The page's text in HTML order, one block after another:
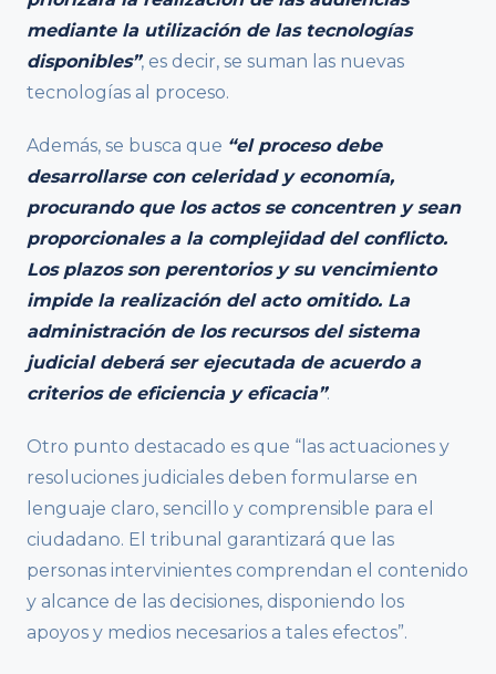
mediante la utilización de las tecnologías
disponibles”, es decir, se suman las nuevas
tecnologías al proceso.
Además, se busca que “el proceso debe
desarrollarse con celeridad y economía,
procurando que los actos se concentren y sean
proporcionales a la complejidad del conflicto.
Los plazos son perentorios y su vencimiento
impide la realización del acto omitido. La
administración de los recursos del sistema
judicial deberá ser ejecutada de acuerdo a
criterios de eficiencia y eficacia”.
Otro punto destacado es que “las actuaciones y
resoluciones judiciales deben formularse en
lenguaje claro, sencillo y comprensible para el
ciudadano. El tribunal garantizará que las
personas intervinientes comprendan el contenido
y alcance de las decisiones, disponiendo los
apoyos y medios necesarios a tales efectos”.